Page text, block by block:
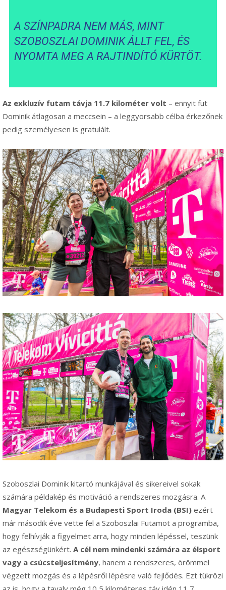
A SZÍNPADRA NEM MÁS, MINT
SZOBOSZLAI DOMINIK ÁLLT FEL, ÉS
NYOMTA MEG A RAJTINDÍTÓ KÜRTÖT.
Az exkluzív futam távja 11.7 kilométer volt – ennyit fut
Dominik átlagosan a meccsein – a leggyorsabb célba érkezőnek
pedig személyesen is gratulált.
Szoboszlai Dominik kitartó munkájával és sikereivel sokak
számára példakép és motiváció a rendszeres mozgásra. A
Magyar Telekom és a Budapesti Sport Iroda (BSI) ezért
már második éve vette fel a Szoboszlai Futamot a programba,
hogy felhívják a figyelmet arra, hogy minden lépéssel, teszünk
az egészségünkért. A cél nem mindenki számára az élsport
vagy a csúcsteljesítmény, hanem a rendszeres, örömmel
végzett mozgás és a lépésről lépésre való fejlődés. Ezt tükrözi